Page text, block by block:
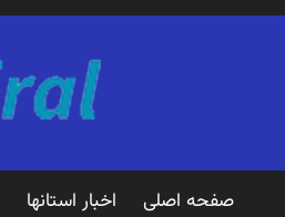
صفحه اصلی اخبار استانها